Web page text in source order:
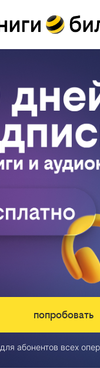
попробовать
для абонентов всех